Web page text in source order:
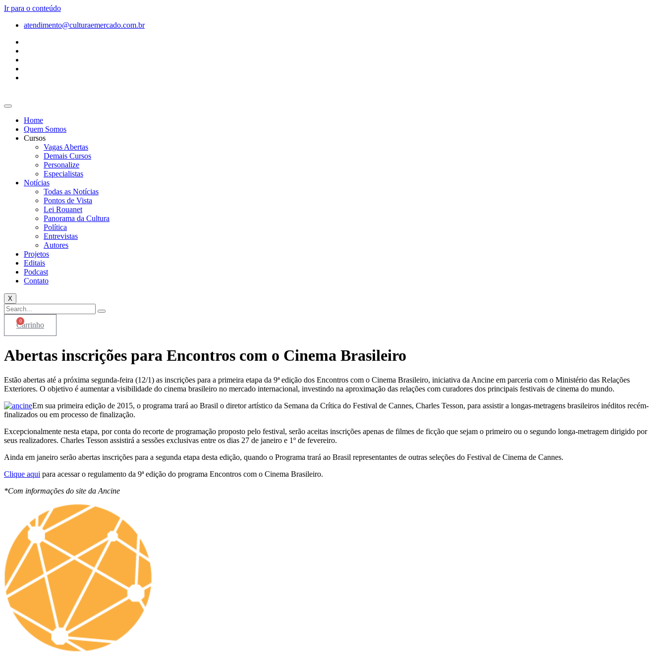
Ir para o conteúdo
atendimento@culturaemercado.com.br
Home
Quem Somos
Cursos
Vagas Abertas
Demais Cursos
Personalize
Especialistas
Notícias
Todas as Notícias
Pontos de Vista
Lei Rouanet
Panorama da Cultura
Política
Entrevistas
Autores
Projetos
Editais
Podcast
Contato
X
0
Carrinho
Abertas inscrições para Encontros com o Cinema Brasileiro
Estão abertas até a próxima segunda-feira (12/1) as inscrições para a primeira etapa da 9ª edição dos Encontros com o Cinema Brasileiro, iniciativa da Ancine em parceria com o Ministério das Relações
Exteriores. O objetivo é aumentar a visibilidade do cinema brasileiro no mercado internacional, investindo na aproximação das relações com curadores dos principais festivais de cinema do mundo.
Em sua primeira edição de 2015, o programa trará ao Brasil o diretor artístico da Semana da Crítica do Festival de Cannes, Charles Tesson, para assistir a longas-metragens brasileiros inéditos recém-
finalizados ou em processo de finalização.
Excepcionalmente nesta etapa, por conta do recorte de programação proposto pelo festival, serão aceitas inscrições apenas de filmes de ficção que sejam o primeiro ou o segundo longa-metragem dirigido por
seus realizadores. Charles Tesson assistirá a sessões exclusivas entre os dias 27 de janeiro e 1º de fevereiro.
Ainda em janeiro serão abertas inscrições para a segunda etapa desta edição, quando o Programa trará ao Brasil representantes de outras seleções do Festival de Cinema de Cannes.
Clique aqui para acessar o regulamento da 9ª edição do programa Encontros com o Cinema Brasileiro.
*Com informações do site da Ancine